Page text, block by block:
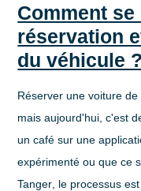
Comment
réservation
du véhicule ?
Réserver une voiture
mais aujourd'hui, c'est
un café sur une
expérimenté ou que ce
Tanger , le processus